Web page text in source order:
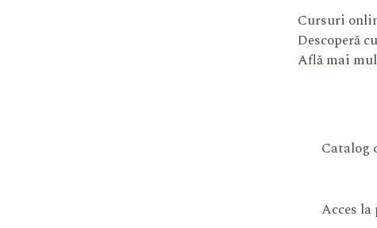
Cursuri
Descoperă
Află mai
Catalog
Acces